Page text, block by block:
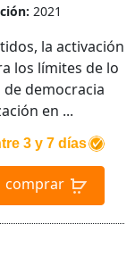
2021
3 y 7 días
comprar
la activación
los límites de lo
democracia
en ...